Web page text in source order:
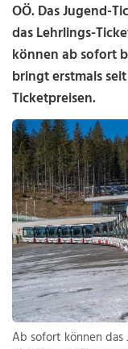
OÖ. Das Jugend-
das Lehrlings-
können ab sofort
bringt erstmals
Ticketpreisen.
Ab sofort können das